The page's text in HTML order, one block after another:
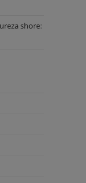
shore: